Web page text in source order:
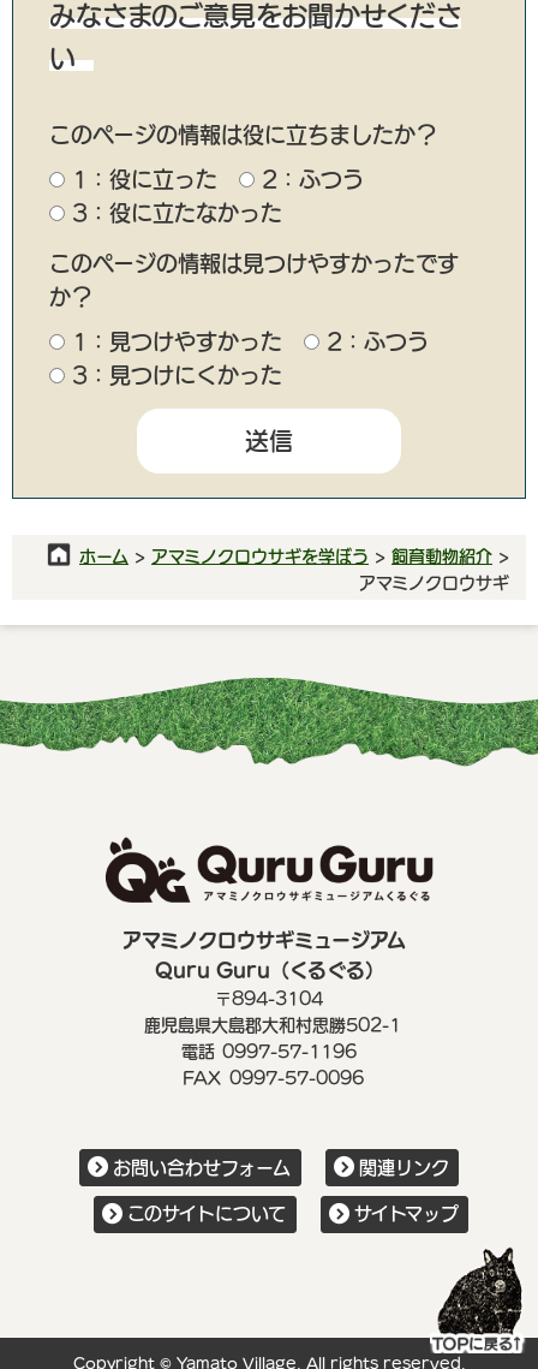
みなさまのご意見をお聞かせくださ
い
このページの情報は役に立ちましたか？
1：役に立った
2：ふつう
3：役に立たなかった
このページの情報は見つけやすかったです
か？
1：見つけやすかった
2：ふつう
3：見つけにくかった
ホーム > アマミノクロウサギを学ぼう >飼育動物紹介 >
アマミノクロウサギ
アマミノクロウサギミュージアム
Quru Guru（くるぐる）
〒894-3104
鹿児島県大島郡大和村思勝502-1
電話 0997-57-1196
FAX 0997-57-0096
お問い合わせフォーム 関連リンク
このサイトについて サイトマップ
Copyright © Yamato Village. All rights reserved.